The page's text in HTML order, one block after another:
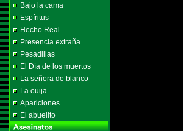
Bajo la cama
Espíritus
Hecho Real
Presencia extraña
Pesadillas
El Día de los muertos
La señora de blanco
La ouija
Apariciones
El abuelito